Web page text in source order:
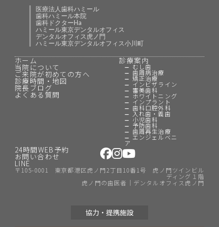
医療法人歯科ハミール
歯科ハミール本院
歯科ドクターHa
ハミール東京デンタルオフィス
デンタルオフィス虎ノ門
ハミール東京デンタルオフィス小川町
ホーム
当院について
ご来院が初めての方へ
診療時間・地図
院長ブログ
よくある質問
診療案内
むし歯
歯周病治療
矯正治療
インビザライン
審美歯科
ホワイトニング
インプラント
歯科口腔外科
入れ歯・義歯
小児歯科
予防歯科
歯周再生治療
エンジェルベニ
ア
24時間WEB予約
お問い合わせ
LINE
〒105-0001 東京都港区虎ノ門2丁目10番1号 虎ノ門ツインビル
ディング１階
虎ノ門の歯医者｜デンタルオフィス虎ノ門
協力・提携施設